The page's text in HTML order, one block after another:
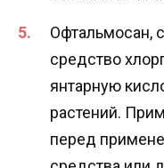
Офтальмосан,
средство
янтарную
растений.
перед